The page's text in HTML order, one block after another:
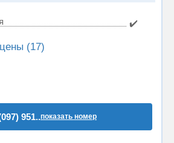
✔️
(17)
951..показать номер